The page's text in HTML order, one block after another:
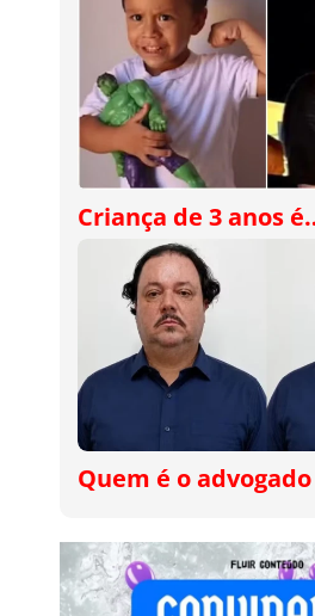
Criança de 3 anos
Quem é o